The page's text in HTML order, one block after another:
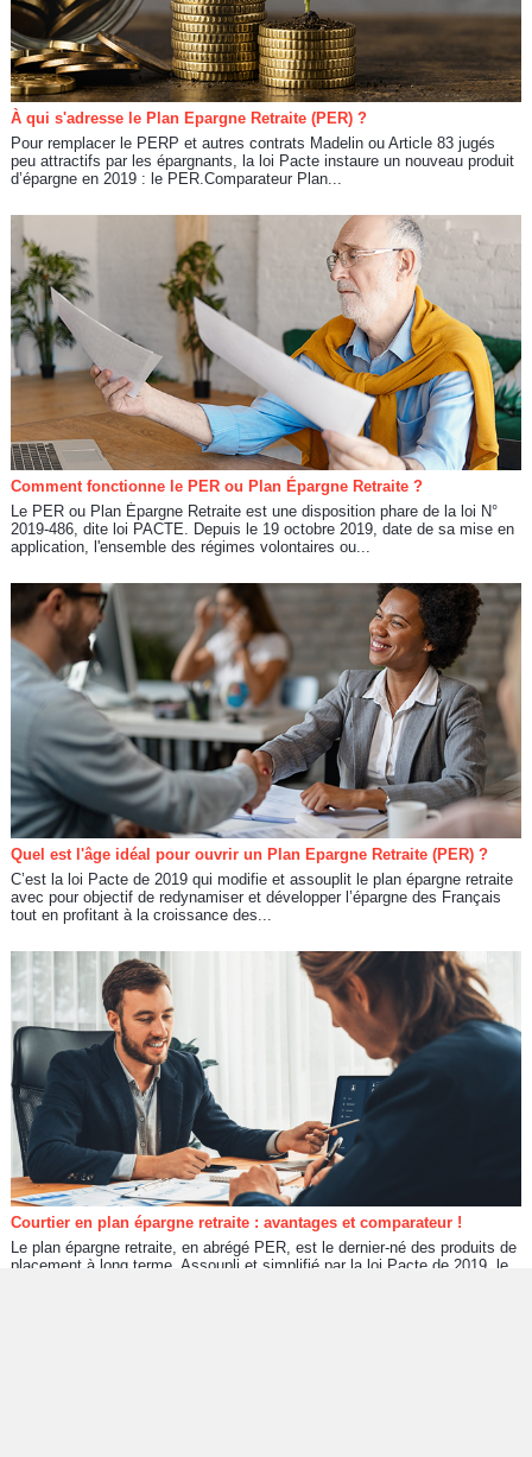
À qui s'adresse le Plan Epargne Retraite (PER) ?
Pour remplacer le PERP et autres contrats Madelin ou Article 83 jugés
peu attractifs par les épargnants, la loi Pacte instaure un nouveau produit
d’épargne en 2019 : le PER.Comparateur Plan...
Comment fonctionne le PER ou Plan Épargne Retraite ?
Le PER ou Plan Épargne Retraite est une disposition phare de la loi N°
2019-486, dite loi PACTE. Depuis le 19 octobre 2019, date de sa mise en
application, l'ensemble des régimes volontaires ou...
Quel est l'âge idéal pour ouvrir un Plan Epargne Retraite (PER) ?
C’est la loi Pacte de 2019 qui modifie et assouplit le plan épargne retraite
avec pour objectif de redynamiser et développer l’épargne des Français
tout en profitant à la croissance des...
Courtier en plan épargne retraite : avantages et comparateur !
Le plan épargne retraite, en abrégé PER, est le dernier-né des produits de
placement à long terme. Assoupli et simplifié par la loi Pacte de 2019, le